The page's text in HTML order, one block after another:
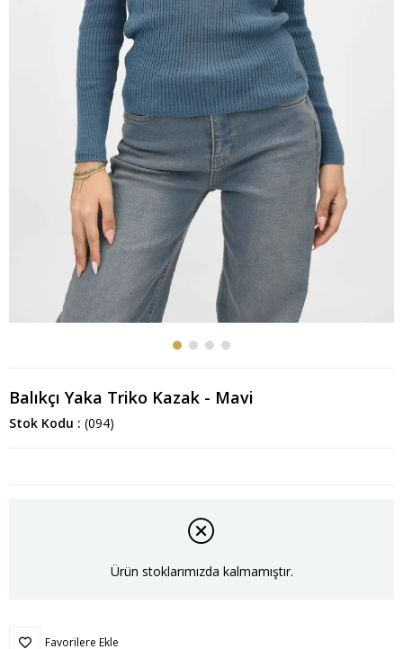
Balıkçı Yaka Triko Kazak - Mavi
Stok Kodu (094)
Ürün stoklarımızda kalmamıştır.
Favorilere Ekle